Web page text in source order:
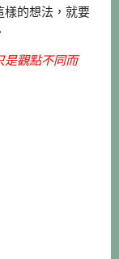
樣的想法，就要
是觀點不同而